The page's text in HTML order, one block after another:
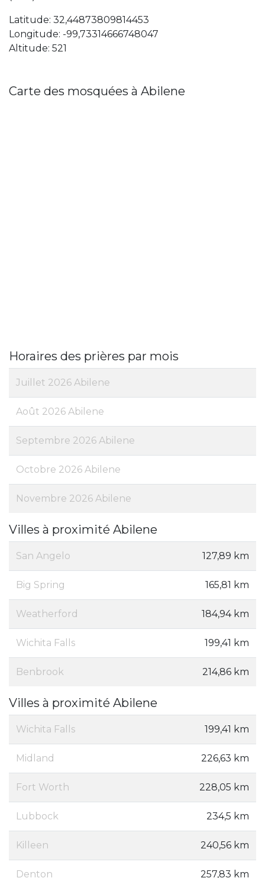
Latitude: 32,44873809814453
Longitude: -99,73314666748047
Altitude: 521
Carte des mosquées à Abilene
Horaires des prières par mois
Juillet 2026 Abilene
Août 2026 Abilene
Septembre 2026 Abilene
Octobre 2026 Abilene
Novembre 2026 Abilene
Villes à proximité Abilene
San Angelo 127,89 km
Big Spring 165,81 km
Weatherford 184,94 km
Wichita Falls 199,41 km
Benbrook 214,86 km
Villes à proximité Abilene
Wichita Falls 199,41 km
Midland 226,63 km
Fort Worth 228,05 km
Lubbock 234,5 km
Killeen 240,56 km
Denton 257,83 km